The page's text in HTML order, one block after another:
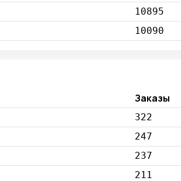
10895
10090
Заказы
322
247
237
211